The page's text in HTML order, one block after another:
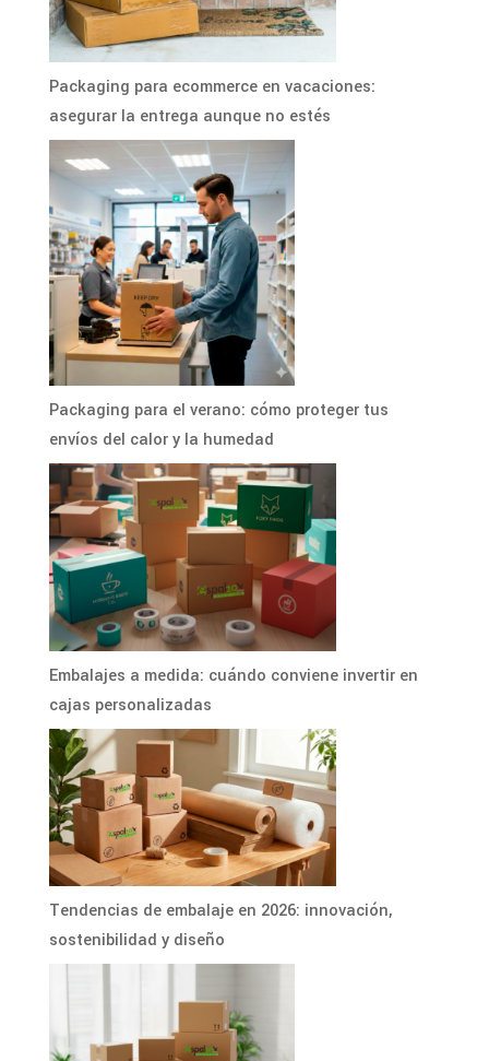
Packaging para ecommerce en vacaciones:
asegurar la entrega aunque no estés
Packaging para el verano: cómo proteger tus
envíos del calor y la humedad
Embalajes a medida: cuándo conviene invertir en
cajas personalizadas
Tendencias de embalaje en 2026: innovación,
sostenibilidad y diseño